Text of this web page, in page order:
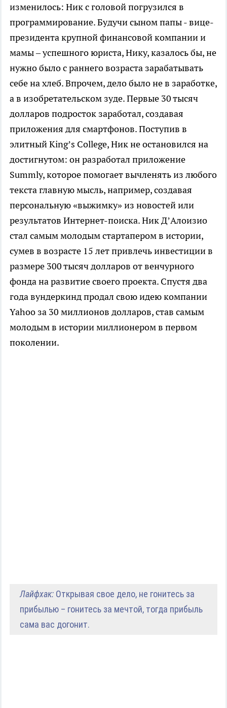
изменилось: Ник с головой погрузился в
программирование. Будучи сыном папы - вице-
президента крупной финансовой компании и
мамы – успешного юриста, Нику, казалось бы, не
нужно было с раннего возраста зарабатывать
себе на хлеб. Впрочем, дело было не в заработке,
а в изобретательском зуде. Первые 30 тысяч
долларов подросток заработал, создавая
приложения для смартфонов. Поступив в
элитный King’s College, Ник не остановился на
достигнутом: он разработал приложение
Summly, которое помогает вычленять из любого
текста главную мысль, например, создавая
персональную «выжимку» из новостей или
результатов Интернет-поиска. Ник Д’Алоизио
стал самым молодым стартапером в истории,
сумев в возрасте 15 лет привлечь инвестиции в
размере 300 тысяч долларов от венчурного
фонда на развитие своего проекта. Спустя два
года вундеркинд продал свою идею компании
Yahoo за 30 миллионов долларов, став самым
молодым в истории миллионером в первом
поколении.
Лайфхак: Открывая свое дело, не гонитесь за
прибылью – гонитесь за мечтой, тогда прибыль
сама вас догонит.